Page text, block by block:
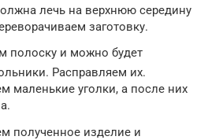
лечь на верхнюю середину
заготовку.
полоску и можно будет
Расправляем их.
маленькие уголки, а после них
полученное изделие и